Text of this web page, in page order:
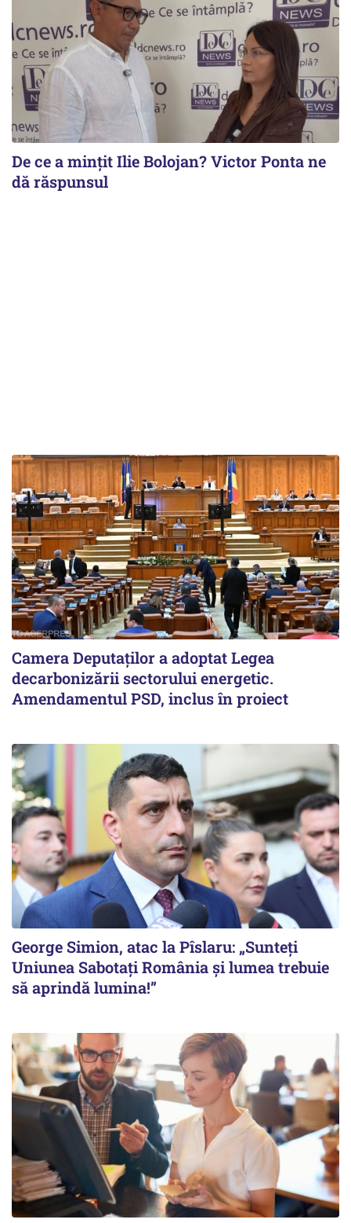
De ce a mințit Ilie Bolojan? Victor Ponta ne
dă răspunsul
Camera Deputaților a adoptat Legea
decarbonizării sectorului energetic.
Amendamentul PSD, inclus în proiect
George Simion, atac la Pîslaru: „Sunteți
Uniunea Sabotați România și lumea trebuie
să aprindă lumina!”